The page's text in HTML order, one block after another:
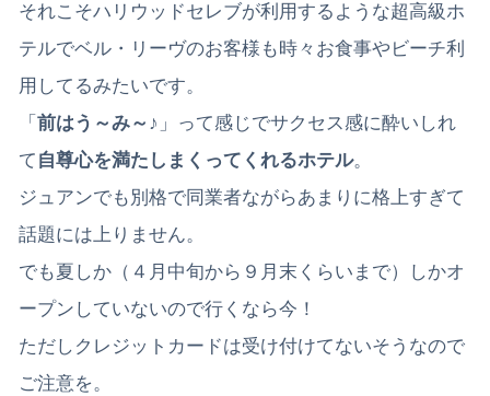
それこそハリウッドセレブが利用するような超高級ホ
テルでベル・リーヴのお客様も時々お食事やビーチ利
用してるみたいです。
「 前はう～み～ ♪」って感じでサクセス感に酔いしれ
て 自尊心を満たしまくってくれるホテル。
ジュアンでも別格で同業者ながらあまりに格上すぎて
話題には上りません。
でも夏しか（４月中旬から９月末くらいまで）しかオ
ープンしていないので行くなら今！
ただしクレジットカードは受け付けてないそうなので
ご注意を。